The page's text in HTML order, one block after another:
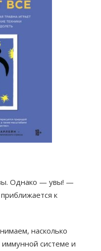
Однако — увы! —
к
насколько
иммунной системе и